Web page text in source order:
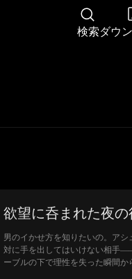
検索ダウ
欲望に呑まれた夜
男のイかせ方を知りたいの。ア
対に手を出してはいけない相手
ーブルの下で理性を失った瞬間か